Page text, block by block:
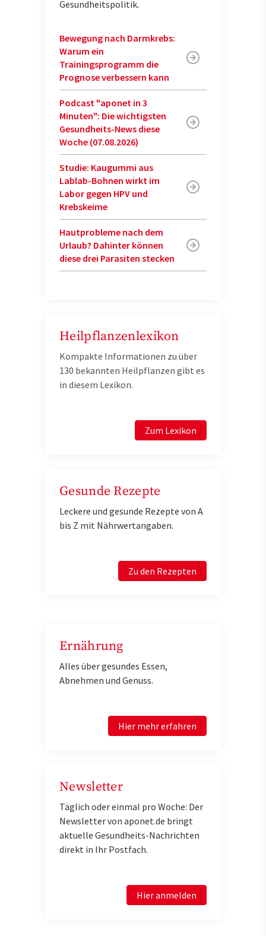
Gesundheitspolitik.
Bewegung nach Darmkrebs:
Warum ein
Trainingsprogramm die
Prognose verbessern kann
Podcast "aponet in 3
Minuten": Die wichtigsten
Gesundheits-News diese
Woche (07.08.2026)
Studie: Kaugummi aus
Lablab-Bohnen wirkt im
Labor gegen HPV und
Krebskeime
Hautprobleme nach dem
Urlaub? Dahinter können
diese drei Parasiten stecken
Heilpflanzenlexikon
Kompakte Informationen zu über
130 bekannten Heilpflanzen gibt es
in diesem Lexikon.
Zum Lexikon
Gesunde Rezepte
Leckere und gesunde Rezepte von A
bis Z mit Nährwertangaben.
Zu den Rezepten
Ernährung
Alles über gesundes Essen,
Abnehmen und Genuss.
Hier mehr erfahren
Newsletter
Täglich oder einmal pro Woche: Der
Newsletter von aponet.de bringt
aktuelle Gesundheits-Nachrichten
direkt in Ihr Postfach.
Hier anmelden